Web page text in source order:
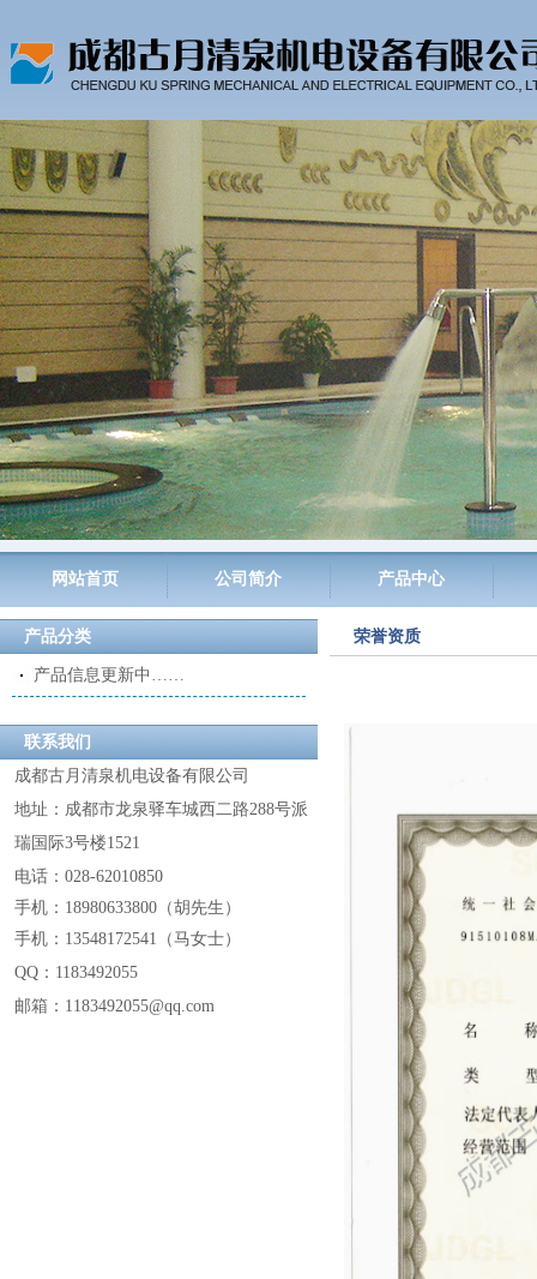
网站首页 公司简介 产品中心
产品分类
产品信息更新中……
联系我们
成都古月清泉机电设备有限公司
地址：成都市龙泉驿车城西二路288号派
瑞国际3号楼1521
电话：028-62010850
手机：18980633800 （胡先生 ）
手机：13548172541 （马女士）
QQ： 1183492055
邮箱：1183492055@qq.com
荣誉资质